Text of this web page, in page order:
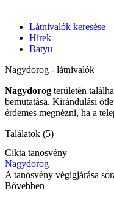
Látnivalók keresése
Hírek
Batyu
Nagydorog - látnivalók
Nagydorog területén
bemutatása. Kirándulási
érdemes megnézni, ha a
Találatok (5)
Cikta tanösvény
Nagydorog
A tanösvény végigjárása
Bővebben